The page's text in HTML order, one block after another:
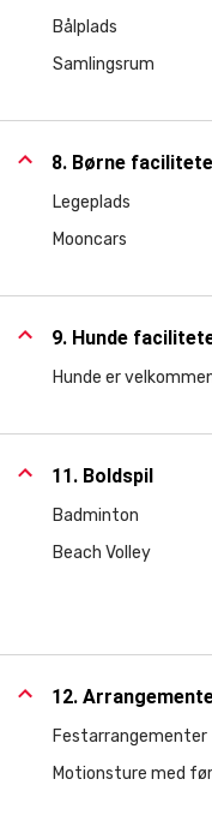
Bålplads
Samlingsrum
8. Børne
Legeplads
Mooncars
9. Hunde
Hunde er
11. Boldspil
Badminton
Beach Volley
12.
Festarrangementer
Motionsture med